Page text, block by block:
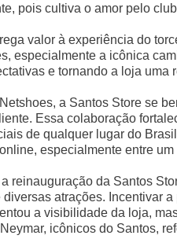
pois cultiva o amor pelo
valor à experiência do
especialmente a icônica
e tornando a loja uma
a Santos Store se
Essa colaboração
de qualquer lugar do
especialmente entre
reinauguração da Santos
atrações. Incentivar
a visibilidade da loja,
icônicos do Santos,